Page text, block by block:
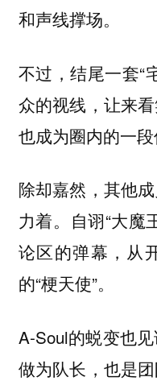
和声线撑场。
不过，结尾一套“
众的视线，让来
也成为圈内的一段
除却嘉然，其他
力着。自诩“大魔
论区的弹幕，从
的“梗天使”。
A-Soul的蜕变也
做为队长，也是